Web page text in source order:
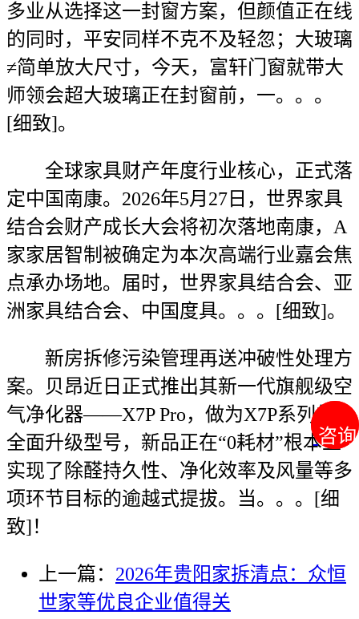
咨询
咨询
多业从选择这一封窗方案，但颜值正在线
的同时，平安同样不克不及轻忽；大玻璃
≠简单放大尺寸，今天，富轩门窗就带大
师领会超大玻璃正在封窗前，一。。。
[细致]。
全球家具财产年度行业核心，正式落
定中国南康。2026年5月27日，世界家具
结合会财产成长大会将初次落地南康，A
家家居智制被确定为本次高端行业嘉会焦
点承办场地。届时，世界家具结合会、亚
洲家具结合会、中国度具。。。[细致]。
新房拆修污染管理再送冲破性处理方
案。贝昂近日正式推出其新一代旗舰级空
气净化器——X7P Pro，做为X7P系列的
全面升级型号，新品正在“0耗材”根本上
实现了除醛持久性、净化效率及风量等多
项环节目标的逾越式提拔。当。。。[细
致]！
上一篇： 2026年贵阳家拆清点：众恒
世家等优良企业值得关